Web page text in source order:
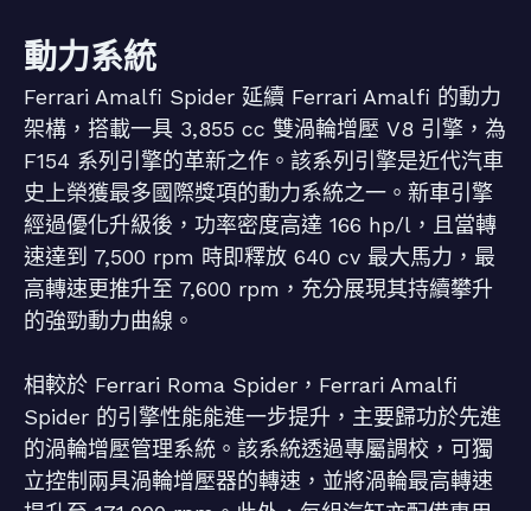
動力系統
Ferrari Amalfi Spider 延續 Ferrari Amalfi 的動力
架構，搭載一具 3,855 cc 雙渦輪增壓 V8 引擎，為
F154 系列引擎的革新之作。該系列引擎是近代汽車
史上榮獲最多國際獎項的動力系統之一。新車引擎
經過優化升級後，功率密度高達 166 hp/l，且當轉
速達到 7,500 rpm 時即釋放 640 cv 最大馬力，最
高轉速更推升至 7,600 rpm，充分展現其持續攀升
的強勁動力曲線。
相較於 Ferrari Roma Spider，Ferrari Amalfi
Spider 的引擎性能能進一步提升，主要歸功於先進
的渦輪增壓管理系統。該系統透過專屬調校，可獨
立控制兩具渦輪增壓器的轉速，並將渦輪最高轉速